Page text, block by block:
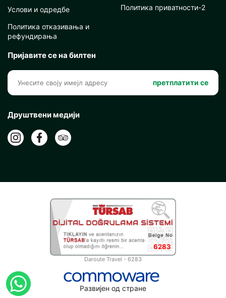
Услови и одредбе
Политика отказивања и
рефундирања
Политика приватности-2
Пријавите се на билтен
претплатити се
Друштвени медији
6283
Daroute Travel - 6283
Развијен од стране